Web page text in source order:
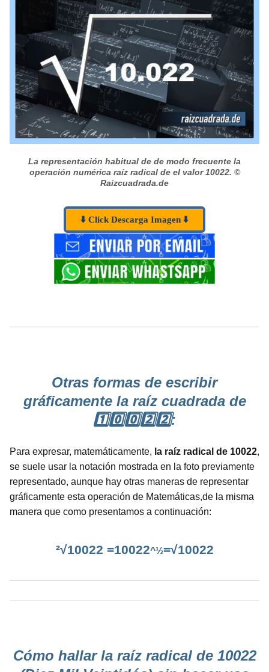
La representación habitual de de modo frecuente la
operación numérica raíz radical de el valor 10022. ©
Raizcuadrada.de
⬇️ Click Descarga Imagen ⬇️
Otras formas de escribir
gráficamente la raíz cuadrada de
1️⃣0️⃣0️⃣2️⃣2️⃣:
Para expresar, matemáticamente, la raíz radical de 10022,
se suele usar la notación mostrada en la foto previamente
representado, aunque hay otras maneras de representar
gráficamente esta operación de Matemáticas,de la misma
manera que como presentamos a continuación:
²√10022 =10022^½=√10022
Cómo hallar la raíz radical de 10022